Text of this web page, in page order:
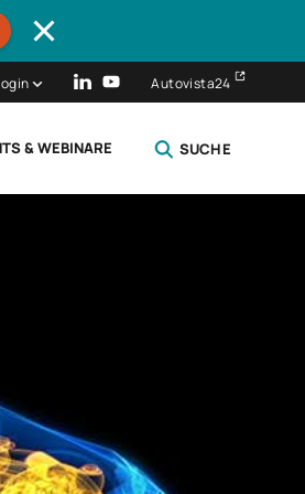
Autovista24
& WEBINARE SUCHE